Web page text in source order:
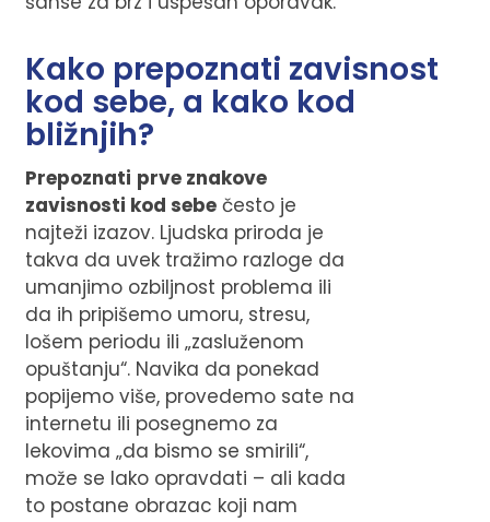
Kako prepoznati zavisnost
kod sebe, a kako kod
bližnjih?
Prepoznati prve znakove
zavisnosti kod sebe često je
najteži izazov. Ljudska priroda je
takva da uvek tražimo razloge da
umanjimo ozbiljnost problema ili
da ih pripišemo umoru, stresu,
lošem periodu ili „zasluženom
opuštanju“. Navika da ponekad
popijemo više, provedemo sate na
internetu ili posegnemo za
lekovima „da bismo se smirili“,
može se lako opravdati – ali kada
to postane obrazac koji nam